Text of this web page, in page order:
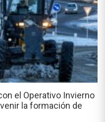
el Operativo Invierno
la formación de